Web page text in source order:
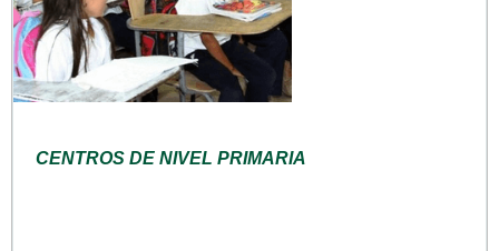
CENTROS DE NIVEL PRIMARIA